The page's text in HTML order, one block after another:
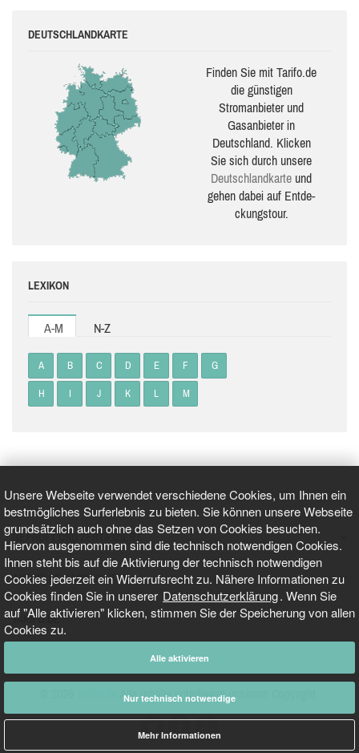
Unsere Webseite verwendet verschiedene Cookies, um Ihnen ein
bestmögliches Surferlebnis zu bieten. Sie können unsere Webseite
grundsätzlich auch ohne das Setzen von Cookies besuchen.
Hiervon ausgenommen sind die technisch notwendigen Cookies.
Ihnen steht bis auf die Aktivierung der technisch notwendigen
Cookies jederzeit ein Widerrufsrecht zu. Nähere Informationen zu
Cookies finden Sie in unserer Datenschutzerklärung. Wenn Sie
auf "Alle aktivieren" klicken, stimmen Sie der Speicherung von allen
Cookies zu.
Alle aktivieren
Nur technisch notwendige
Mehr Informationen
DEUTSCHLANDKARTE
Finden Sie mit Tarifo.de
die güns­ti­gen
Stromanbieter und
Gasanbieter in
Deutschland. Klicken
Sie sich durch unsere
Deutsch­land­karte und
gehen dabei auf Ent­de­
ckungs­tour.
LEXIKON
A-M N-Z
A B C D E F G
H I J K L M
GEPRÜFT UND ZERTIFIZIERT
AKTUELLE NACHRICHTEN
TARIFO.DE
Alle Inhalte unterliegen unserem Copyright.